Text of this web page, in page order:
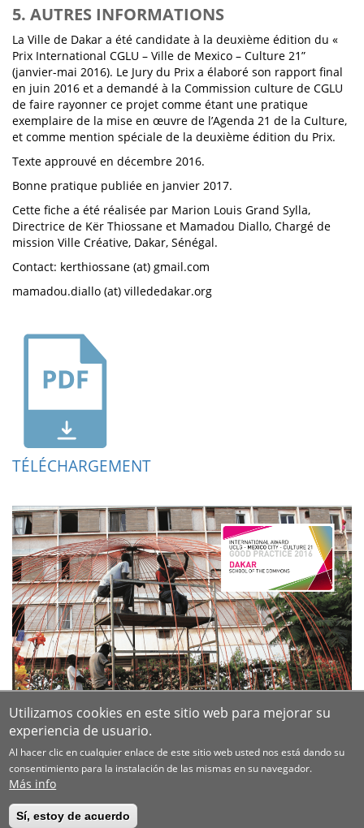
5. AUTRES INFORMATIONS
La Ville de Dakar a été candidate à la deuxième édition du «
Prix International CGLU – Ville de Mexico – Culture 21”
(janvier-mai 2016). Le Jury du Prix a élaboré son rapport final
en juin 2016 et a demandé à la Commission culture de CGLU
de faire rayonner ce projet comme étant une pratique
exemplaire de la mise en œuvre de l’Agenda 21 de la Culture,
et comme mention spéciale de la deuxième édition du Prix.
Texte approuvé en décembre 2016.
Bonne pratique publiée en janvier 2017.
Cette fiche a été réalisée par Marion Louis Grand Sylla,
Directrice de Kër Thiossane et Mamadou Diallo, Chargé de
mission Ville Créative, Dakar, Sénégal.
Contact: kerthiossane (at) gmail.com
mamadou.diallo (at) villededakar.org
TÉLÉCHARGEMENT
Utilizamos cookies en este sitio web para mejorar su
experiencia de usuario.
Al hacer clic en cualquier enlace de este sitio web usted nos está dando su
consentimiento para la instalación de las mismas en su navegador.
Más info
Sí, estoy de acuerdo